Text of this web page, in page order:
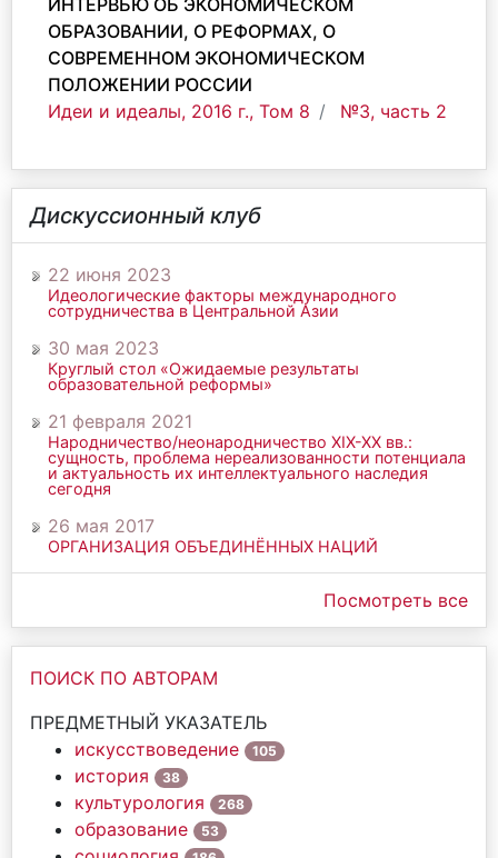
ИНТЕРВЬЮ ОБ ЭКОНОМИЧЕСКОМ
ОБРАЗОВАНИИ, О РЕФОРМАХ, О
СОВРЕМЕННОМ ЭКОНОМИЧЕСКОМ
ПОЛОЖЕНИИ РОССИИ
Идеи и идеалы, 2016 г., Том 8
№3, часть 2
Дискуссионный клуб
22 июня 2023
Идеологические факторы международного
сотрудничества в Центральной Азии
30 мая 2023
Круглый стол «Ожидаемые результаты
образовательной реформы»
21 февраля 2021
Народничество/неонародничество ХIХ-ХХ вв.:
сущность, проблема нереализованности потенциала
и актуальность их интеллектуального наследия
сегодня
26 мая 2017
ОРГАНИЗАЦИЯ ОБЪЕДИНЁННЫХ НАЦИЙ
Посмотреть все
ПОИСК ПО АВТОРАМ
ПРЕДМЕТНЫЙ УКАЗАТЕЛЬ
искусствоведение
105
история 38
культурология 268
образование 53